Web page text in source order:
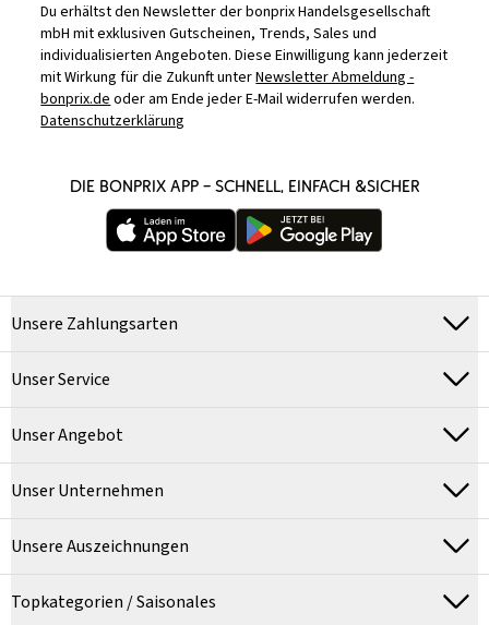
Du erhältst den Newsletter der bonprix Handelsgesellschaft
mbH mit exklusiven Gutscheinen, Trends, Sales und
individualisierten Angeboten. Diese Einwilligung kann jederzeit
mit Wirkung für die Zukunft unterNewsletter Abmeldung -
bonprix.deoder am Ende jeder E-Mail widerrufen werden.
Datenschutzerklärung
DIE BONPRIX APP – SCHNELL, EINFACH &SICHER
Unsere Zahlungsarten
Unser Service
Unser Angebot
Unser Unternehmen
Unsere Auszeichnungen
Topkategorien / Saisonales